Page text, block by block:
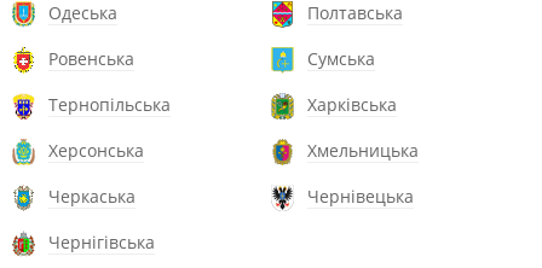
Одеська
Полтавська
Ровенська
Сумська
Тернопільська
Харківська
Херсонська
Хмельницька
Черкаська
Чернівецька
Чернігівська